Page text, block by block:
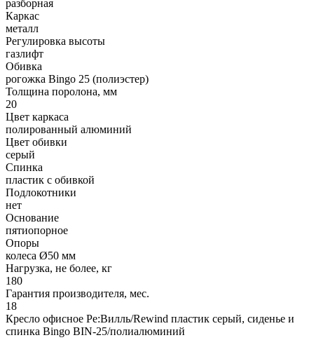
разборная
Каркас
металл
Регулировка высоты
газлифт
Обивка
рогожка Bingo 25 (полиэстер)
Толщина поролона, мм
20
Цвет каркаса
полированный алюминий
Цвет обивки
серый
Спинка
пластик с обивкой
Подлокотники
нет
Основание
пятиопорное
Опоры
колеса Ø50 мм
Нагрузка, не более, кг
180
Гарантия производителя, мес.
18
Кресло офисное Ре:Вилль/Rewind пластик серый, сиденье и
спинка Bingo BIN-25/полиалюминий